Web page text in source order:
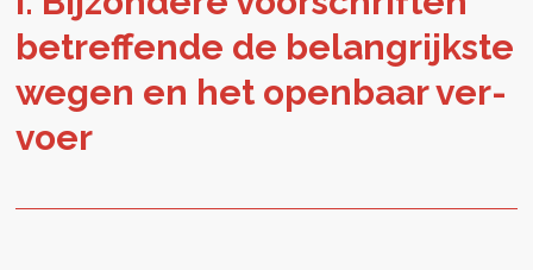
be­tref­fen­de de be­lang­rijk­ste
wegen en het open­baar ver­
voer